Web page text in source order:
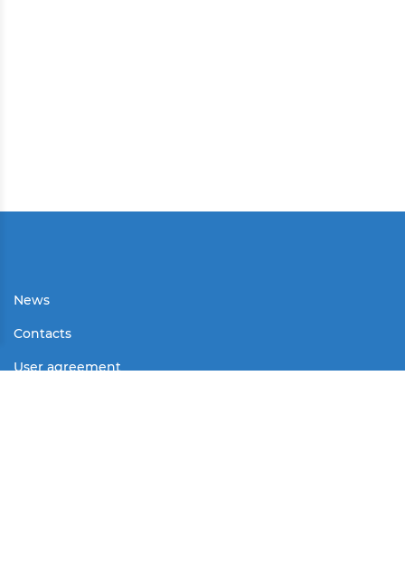
News
Contacts
User agreement